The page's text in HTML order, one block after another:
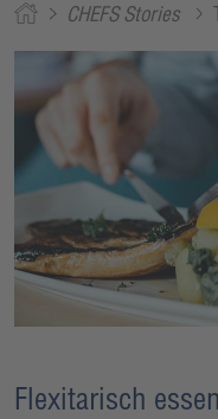
CHEFS Stories
Flexitarisch essen